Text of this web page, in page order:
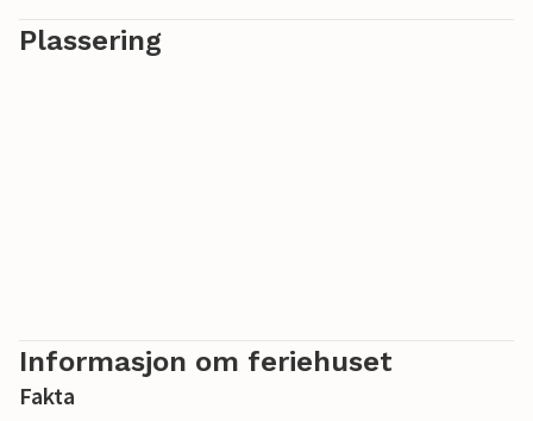
Plassering
Informasjon om feriehuset
Fakta